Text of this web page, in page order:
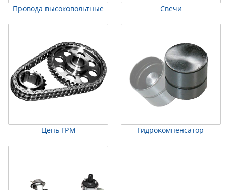
Провода высоковольтные Свечи
Цепь ГРМ Гидрокомпенсатор